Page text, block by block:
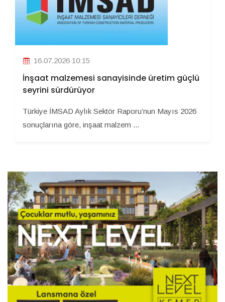
16.07.2026 10:15
İnşaat malzemesi sanayisinde üretim güçlü
seyrini sürdürüyor
Türkiye İMSAD Aylık Sektör Raporu’nun Mayıs 2026
sonuçlarına göre, inşaat malzem ...